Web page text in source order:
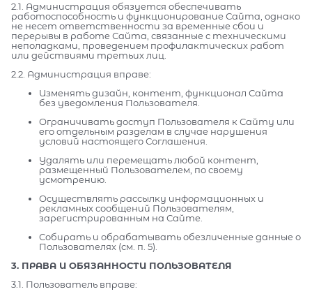
2.1. Администрация обязуется обеспечивать
работоспособность и функционирование Сайта, однако
не несет ответственности за временные сбои и
перерывы в работе Сайта, связанные с техническими
неполадками, проведением профилактических работ
или действиями третьих лиц.
2.2. Администрация вправе:
Изменять дизайн, контент, функционал Сайта
без уведомления Пользователя.
Ограничивать доступ Пользователя к Сайту или
его отдельным разделам в случае нарушения
условий настоящего Соглашения.
Удалять или перемещать любой контент,
размещенный Пользователем, по своему
усмотрению.
Осуществлять рассылку информационных и
рекламных сообщений Пользователям,
зарегистрированным на Сайте.
Собирать и обрабатывать обезличенные данные о
Пользователях (см. п. 5).
3. ПРАВА И ОБЯЗАННОСТИ ПОЛЬЗОВАТЕЛЯ
3.1. Пользователь вправе: